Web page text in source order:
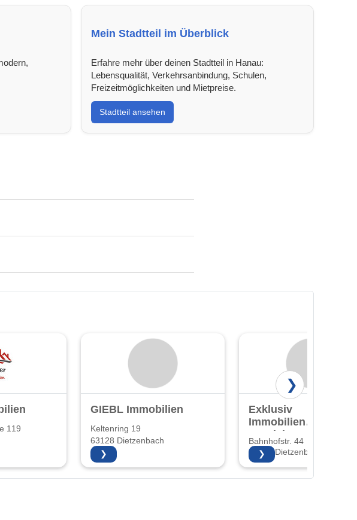
Mein Stadtteil im Überblick
Erfahre mehr über deinen Stadtteil in Hanau:
Lebensqualität, Verkehrsanbindung, Schulen,
Freizeitmöglichkeiten und Mietpreise.
Stadtteil ansehen
119
GIEBL Immobilien
Keltenring 19
63128 Dietzenbach
❯
Exklusiv
Immobilien
Vertriebs GmbH
Bahnhofstr. 44
63128 Dietzenbach
❯
❯